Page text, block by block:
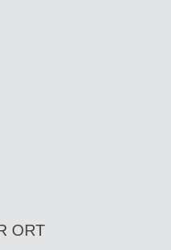
ORT